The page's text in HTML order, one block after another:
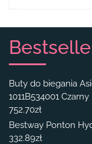
Buty do biegania
1011B534001 Czarny
752.70zł
Bestway Ponton
332.89zł